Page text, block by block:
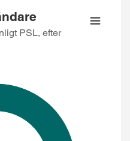
PSL, efter avsändare, år
PSL, efter